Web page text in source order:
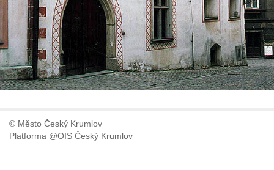
© Město Český Krumlov
Platforma @OIS Český Krumlov